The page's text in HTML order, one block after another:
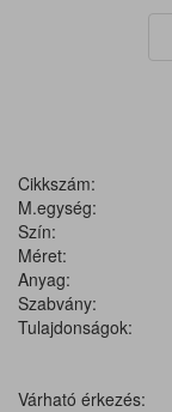
Cikkszám:
M.egység:
Szín:
Méret:
Anyag:
Szabvány:
Tulajdonságok:
Várható érkezés: